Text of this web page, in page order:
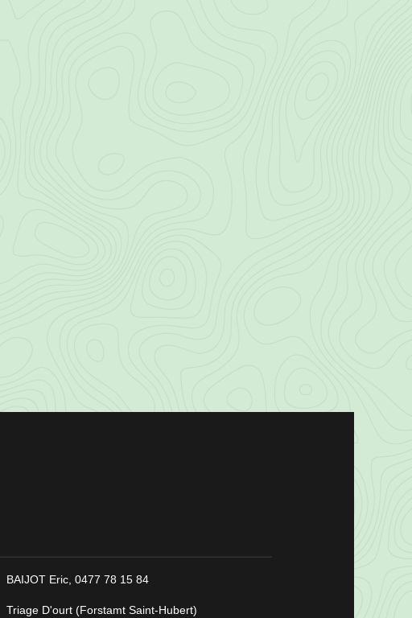
BAIJOT Eric,0477 78 15 84
Triage D'ourt (Forstamt Saint-Hubert)